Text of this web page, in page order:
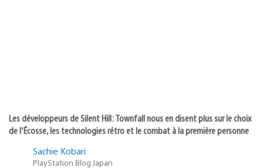
Les développeurs de Silent Hill: Townfall nous en disent plus sur le choix
de l’Écosse, les technologies rétro et le combat à la première personne
Sachie Kobari
PlayStation.Blog Japan